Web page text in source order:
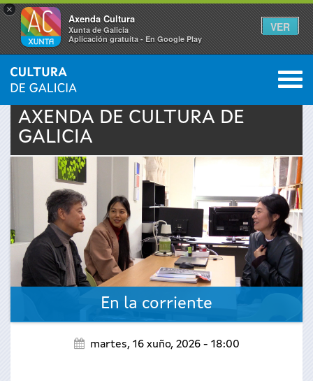
×
Axenda Cultura
Xunta de Galicia
Aplicación gratuíta - En Google Play
VER
Vostede
está
aquí
INICIO › ACTUALIDADE 0
AXENDA DE CULTURA DE
GALICIA
En la corriente
martes, 16 xuño, 2026 - 18:00